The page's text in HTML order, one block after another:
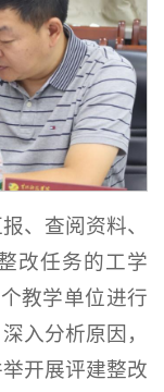
、查阅资料、
改任务的工学
教学单位进行
入分析原因，
开展评建整改